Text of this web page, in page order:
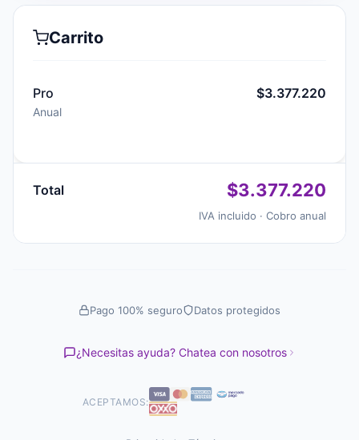
Carrito
Pro
Anual
$3.377.220
Total $3.377.220
IVA incluido · Cobro anual
Pago 100% seguro Datos protegidos
¿Necesitas ayuda? Chatea con nosotros
ACEPTAMOS: